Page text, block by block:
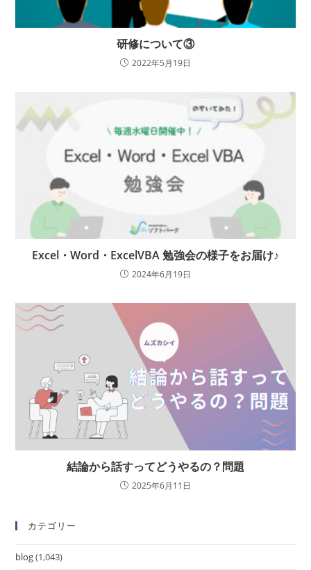
研修について③
2022年5月19日
Excel・Word・ExcelVBA 勉強会の様子をお届け♪
2024年6月19日
結論から話すってどうやるの？問題
2025年6月11日
カテゴリー
blog(1,043)